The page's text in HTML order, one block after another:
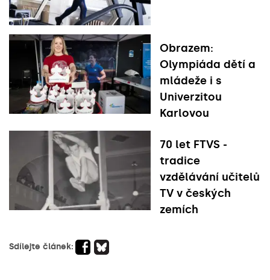
Obrazem:
Olympiáda dětí a
mládeže i s
Univerzitou
Karlovou
70 let FTVS -
tradice
vzdělávání učitelů
TV v českých
zemích
Sdílejte článek: